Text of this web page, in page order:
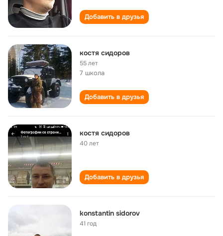
Добавить в друзья
костя сидоров
55 лет
7 школа
Добавить в друзья
костя сидоров
40 лет
Добавить в друзья
konstantin sidorov
41 год